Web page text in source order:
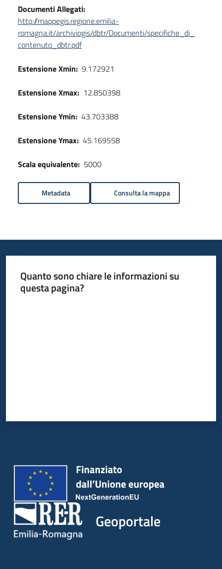
Documenti Allegati:
http://mappegis.regione.emilia-
romagna.it/archiviogis/dbtr/Documenti/specifiche_di_
contenuto_dbtr.pdf
Estensione Xmin: 9.172921
Estensione Xmax: 12.850398
Estensione Ymin: 43.703388
Estensione Ymax: 45.169558
Scala equivalente: 5000
Metadata Consulta la mappa
Quanto sono chiare le informazioni su
questa pagina?
Geoportale